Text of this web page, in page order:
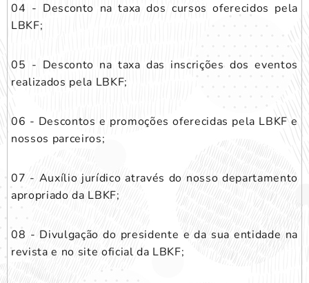
04 - Desconto na taxa dos cursos oferecidos pela
LBKF;
05 - Desconto na taxa das inscrições dos eventos
realizados pela LBKF;
06 - Descontos e promoções oferecidas pela LBKF e
nossos parceiros;
07 - Auxílio jurídico através do nosso departamento
apropriado da LBKF;
08 - Divulgação do presidente e da sua entidade na
revista e no site oficial da LBKF;